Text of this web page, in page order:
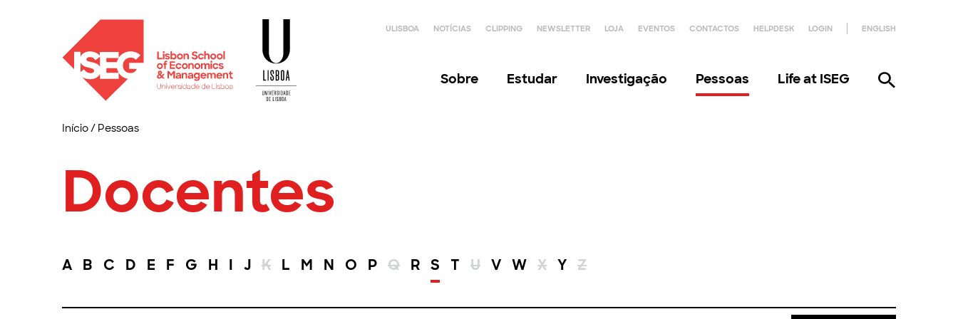
ULISBOA NOTÍCIAS CLIPPING NEWSLETTER LOJA EVENTOS CONTACTOS HELPDESK LOGIN ENGLISH
Sobre Estudar Investigação Pessoas Life at ISEG
Início/ Pessoas
Docentes
A B C D E F G H I J K L M N O P Q R S T U V W X Y Z